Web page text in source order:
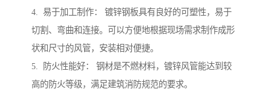
4. 易于加工制作： 镀锌钢板具有良好的可塑性，易于
切割、弯曲和连接。可以方便地根据现场需求制作成形
状和尺寸的风管，安装相对便捷。
5. 防火性能好： 钢材是不燃材料，镀锌风管能达到较
高的防火等级，满足建筑消防规范的要求。